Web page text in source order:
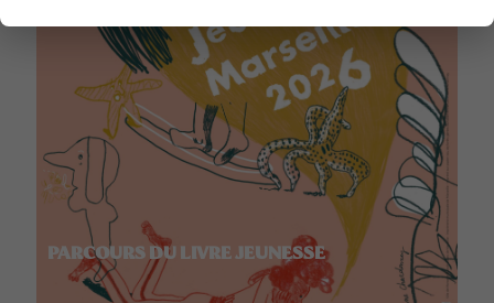
PARCOURS DU LIVRE JEUNESSE